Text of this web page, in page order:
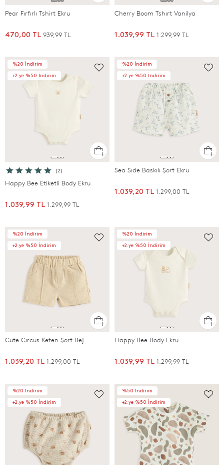
Pear Fırfırlı Tshirt Ekru
470,00 TL 939,99 TL
Cherry Boom Tshırt Vanilya
1.039,99 TL 1.299,99 TL
%20 İndirim
+2.ye %50 İndirim
(2)
Happy Bee Etiketli Body Ekru
1.039,99 TL 1.299,99 TL
%20 İndirim
+2.ye %50 İndirim
Sea Sıde Baskılı Şort Ekru
1.039,20 TL 1.299,00 TL
%20 İndirim
+2.ye %50 İndirim
Cute Cırcus Keten Şort Bej
1.039,20 TL 1.299,00 TL
%20 İndirim
+2.ye %50 İndirim
Happy Bee Body Ekru
1.039,99 TL 1.299,99 TL
%20 İndirim
+2.ye %50 İndirim
%50 İndirim
+2.ye %50 İndirim